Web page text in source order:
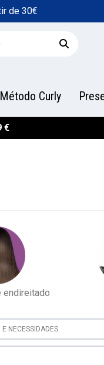
de 30€
Método Curly
€
endireitado
NECESSIDADES